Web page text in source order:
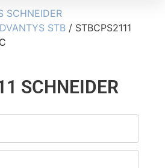
SCHNEIDER
STB / STBCPS2111
SCHNEIDER